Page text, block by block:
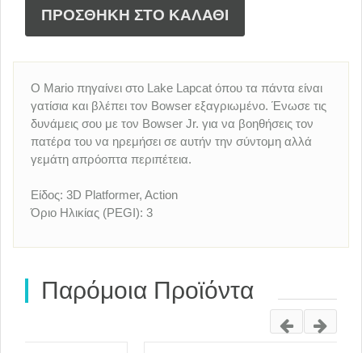
ΠΡΟΣΘΗΚΗ ΣΤΟ ΚΑΛΑΘΙ
Ο Mario πηγαίνει στο Lake Lapcat όπου τα πάντα είναι
γατίσια και βλέπει τον Bowser εξαγριωμένο. Ένωσε τις
δυνάμεις σου με τον Bowser Jr. για να βοηθήσεις τον
πατέρα του να ηρεμήσει σε αυτήν την σύντομη αλλά
γεμάτη απρόοπτα περιπέτεια.
Είδος: 3D Platformer, Action
Όριο Ηλικίας (PEGI): 3
Παρόμοια Προϊόντα